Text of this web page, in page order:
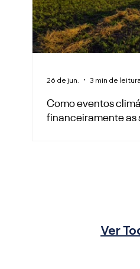
Como eventos
financeiramente as
26 de jun. 3 min de leitura
Ver